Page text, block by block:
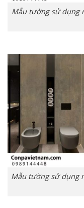
Mẫu tường sử dụng
Mẫu tường sử dụng